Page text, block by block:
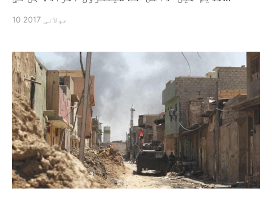
اپنے آخری ٹھکانے میں مرنے تک جنگ کرنے کا عہد
10 جولائی 2017